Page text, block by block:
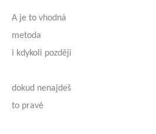
A je to vhodná
metoda
i kdykoli později
dokud nenajdeš
to pravé